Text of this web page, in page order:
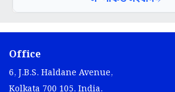
Office
6, J.B.S. Haldane Avenue,
Kolkata 700 105, India.